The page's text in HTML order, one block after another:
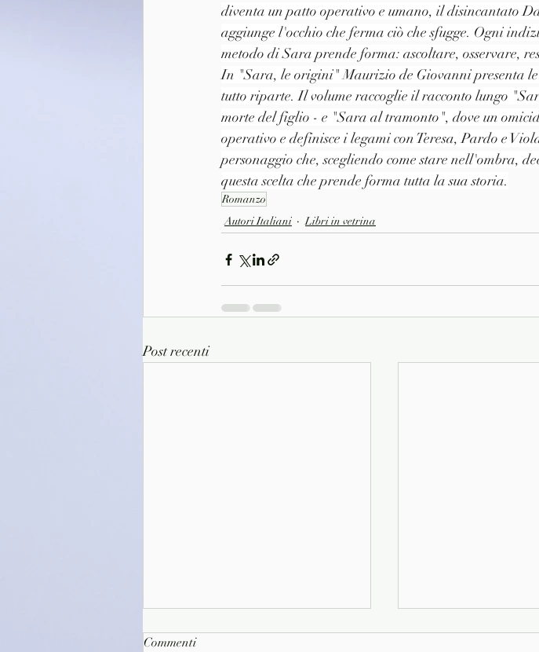
diventa un patto operativo e umano, il disincantato
aggiunge l'occhio che ferma ciò che sfugge. Ogni
metodo di Sara prende forma: ascoltare, osservare,
In "Sara, le origini" Maurizio de Giovanni presenta
tutto riparte. Il volume raccoglie il racconto lungo
morte del figlio - e "Sara al tramonto", dove un
operativo e definisce i legami con Teresa, Pardo e
personaggio che, scegliendo come stare nell'ombra,
questa scelta che prende forma tutta la sua storia.
Romanzo
Autori Italiani
Libri in vetrina
Post recenti
Commenti